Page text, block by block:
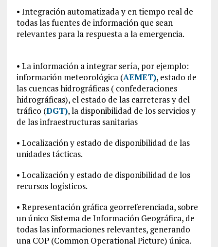
• Integración automatizada y en tiempo real de
todas las fuentes de información que sean
relevantes para la respuesta a la emergencia.
• La información a integrar sería, por ejemplo:
información meteorológica (AEMET), estado de
las cuencas hidrográficas ( confederaciones
hidrográficas), el estado de las carreteras y del
tráfico (DGT), la disponibilidad de los servicios y
de las infraestructuras sanitarias
• Localización y estado de disponibilidad de las
unidades tácticas.
• Localización y estado de disponibilidad de los
recursos logísticos.
• Representación gráfica georreferenciada, sobre
un único Sistema de Información Geográfica, de
todas las informaciones relevantes, generando
una COP (Common Operational Picture) única.